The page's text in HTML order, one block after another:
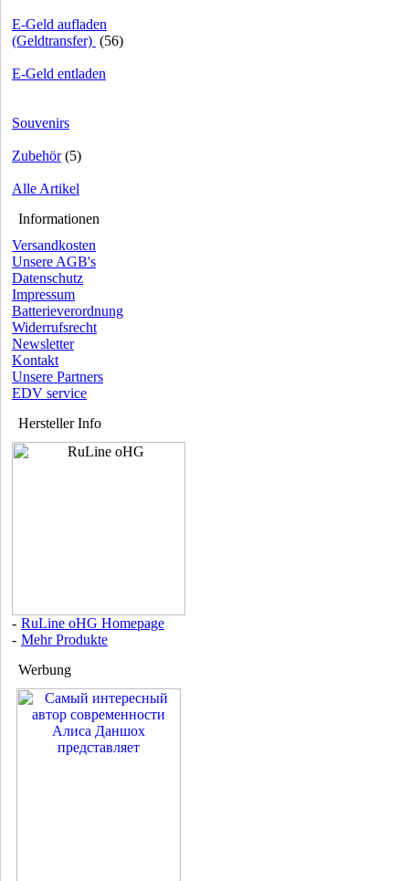
E-Geld aufladen
(Geldtransfer) (56)
E-Geld entladen
Souvenirs
Zubehör(5)
Alle Artikel
Informationen
Versandkosten
Unsere AGB's
Datenschutz
Impressum
Batterieverordnung
Widerrufsrecht
Newsletter
Kontakt
Unsere Partners
EDV service
Hersteller Info
- RuLine oHG Homepage
- Mehr Produkte
Werbung